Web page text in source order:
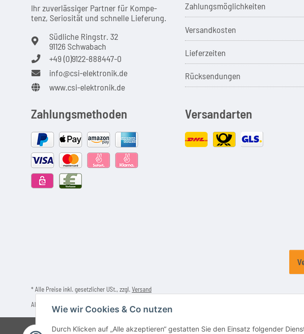
Ihr zuver­läs­siger Partner für Kom­pe­
tenz, Seri­osi­tät und schnel­le Lie­ferung.
Südliche Ringstr. 32
91126 Schwabach
+49 (0)9122-888447-0
info@csi-elektronik.de
www.csi-elektronik.de
Zahlungsmöglichkeiten
Versandkosten
Lieferzeiten
Rücksendungen
Zahlungsmethoden Versandarten
* Alle Preise inkl. gesetzlicher USt., zzgl. Versand
Alle verwendeten Markennamen u. Bezeichnungen sind eingetragene Warenzeichen u. Marken der
© CSI Elektronik
Wie wir Cookies & Co nutzen
Durch Klicken auf „Alle akzeptieren“ gestatten Sie den Einsatz folgender